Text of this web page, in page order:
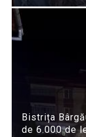
Bistrița
de 6.000 de